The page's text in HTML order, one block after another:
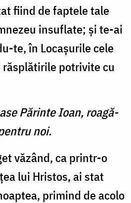
fiind de faptele tale
insuflate; şi te-ai
te, în Locaşurile cele
răsplătirile potrivite cu
Părinte Ioan, roagă-
noi.
văzând, ca printr-o
lui Hristos, ai stat
primind de acolo